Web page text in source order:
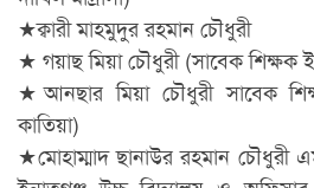
★ক্বারী মাহমুদুর রহমান চৌধুরী
★ গয়াছ মিয়া চৌধুরী (সাবেক শিক্ষক
★আনছার মিয়া চৌধুরী সাবেক
কাতিয়া)
★মোহাম্মাদ ছানাউর রহমান